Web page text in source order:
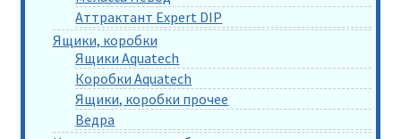
Аттрактант Expert DIP
Ящики, коробки
Ящики Aquatech
Коробки Aquatech
Ящики, коробки прочее
Ведра